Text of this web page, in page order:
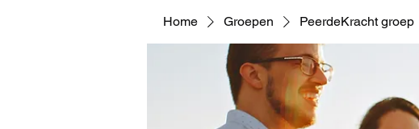
Home Groepen PeerdeKracht groep